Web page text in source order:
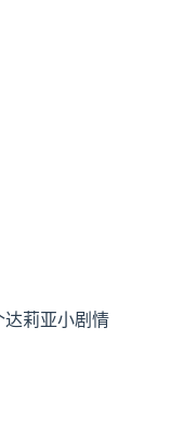
莉亚小剧情